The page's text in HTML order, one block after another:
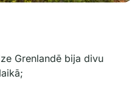
Grenlandē bija divu